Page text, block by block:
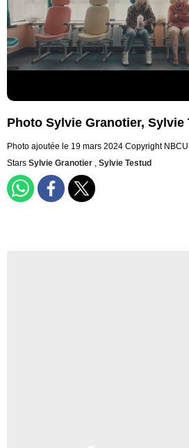
Photo Sylvie Granotier, Sylvie
Photo ajoutée le 19 mars 2024 Copyright
Stars Sylvie Granotier , Sylvie Testud